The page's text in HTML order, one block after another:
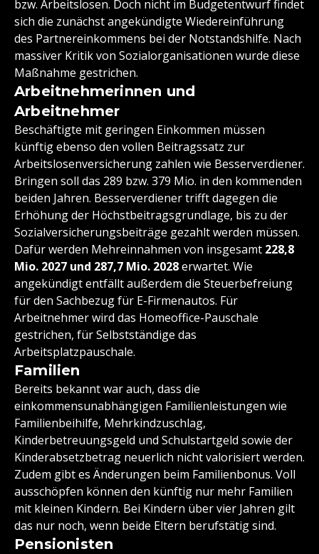
bzw. Arbeitslosen. Doch nicht im Budgetentwurf findet
sich die zunächst angekündigte Wiedereinführung
des Partnereinkommens bei der Notstandshilfe. Nach
massiver Kritik von Sozialorganisationen wurde diese
Maßnahme gestrichen.
Arbeitnehmerinnen und
Arbeitnehmer
Beschäftigte mit geringen Einkommen müssen
künftig ebenso den vollen Beitragssatz zur
Arbeitslosenversicherung zahlen wie Besserverdiener.
Bringen soll das 289 bzw. 379 Mio. in den kommenden
beiden Jahren. Besserverdiener trifft dagegen die
Erhöhung der Höchstbeitragsgrundlage, bis zu der
Sozialversicherungsbeiträge gezahlt werden müssen.
Dafür werden Mehreinnahmen von insgesamt 228,8
Mio. 2027 und 287,7 Mio. 2028erwartet. Wie
angekündigt entfällt außerdem die Steuerbefreiung
für den Sachbezug für E-Firmenautos. Für
Arbeitnehmer wird das Homeoffice-Pauschale
gestrichen, für Selbstständige das
Arbeitsplatzpauschale.
Familien
Bereits bekannt war auch, dass die
einkommensunabhängigen Familienleistungen wie
Familienbeihilfe, Mehrkindzuschlag,
Kinderbetreuungsgeld und Schulstartgeld sowie der
Kinderabsetzbetrag neuerlich nicht valorisiert werden.
Zudem gibt es Änderungen beim Familienbonus. Voll
ausschöpfen können den künftig nur mehr Familien
mit kleinen Kindern. Bei Kindern über vier Jahren gilt
das nur noch, wenn beide Eltern berufstätig sind.
Pensionisten